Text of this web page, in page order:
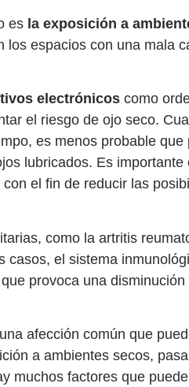
es la exposición a
los espacios con una mala
electrónicos como
el riesgo de ojo seco.
es menos probable
lubricados. Es
con el fin de reducir las
como la artritis
casos, el sistema
provoca una
afección común que
a ambientes secos,
muchos factores que